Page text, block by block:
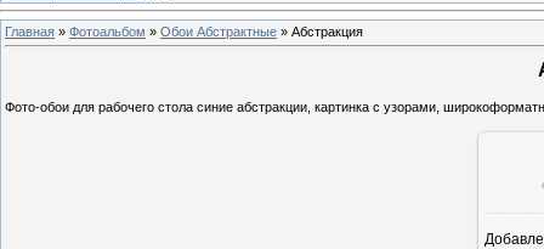
Главная » Фотоальбом » Обои Абстрактные » Абстракция
Фото-обои для рабочего стола синие абстракции, картинка с узорами,